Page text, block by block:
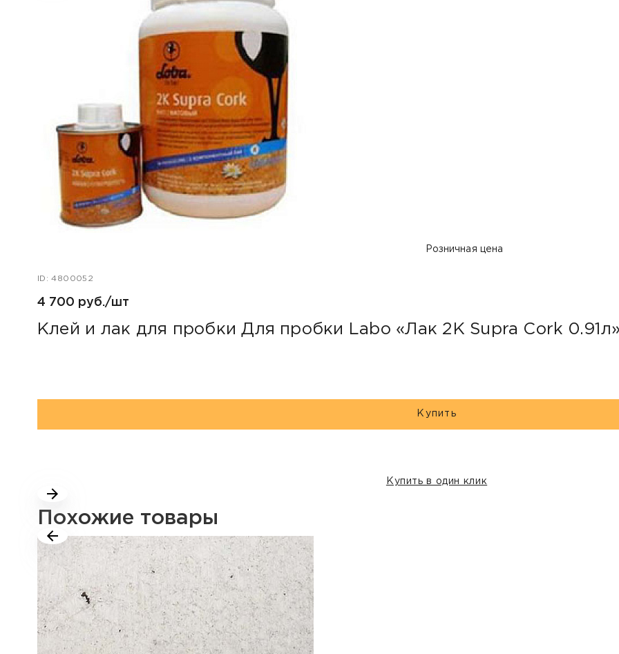
Розничная цена
ID: 4800052
4 700 руб./шт
Клей и лак для пробки Для пробки Labo «Лак 2K Supra Cork 0.91л»
Купить
Купить в один клик
Похожие товары